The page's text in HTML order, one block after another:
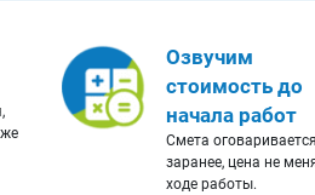
Озвучим
стоимость до
начала работ
Смета оговаривается
заранее, цена не
ходе работы.